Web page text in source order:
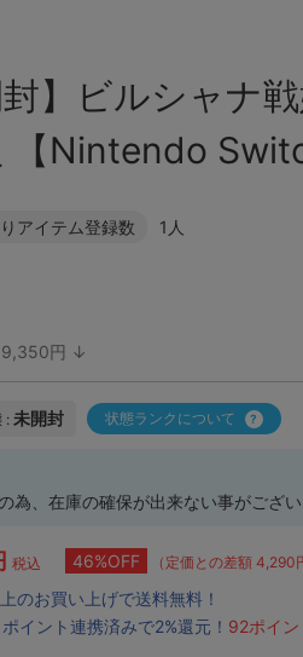
封】ビルシャナ
【Nintendo
アイテム登録数 1人
9,350円 ↓
: 未開封 状態ランクについて
為、在庫の確保が出来ない事がござい
税込 46%OFF （定価との差額 4,290
のお買い上げで送料無料！
イント連携済みで2%還元！ 92ポイン